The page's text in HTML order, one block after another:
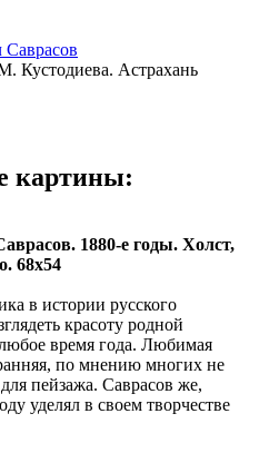
Саврасов
Кустодиева. Астрахань
картины:
1880-е годы. Холст,
68х54
в истории русского
красоту родной
время года. Любимая
по мнению многих не
пейзажа. Саврасов же,
уделял в своем творчестве